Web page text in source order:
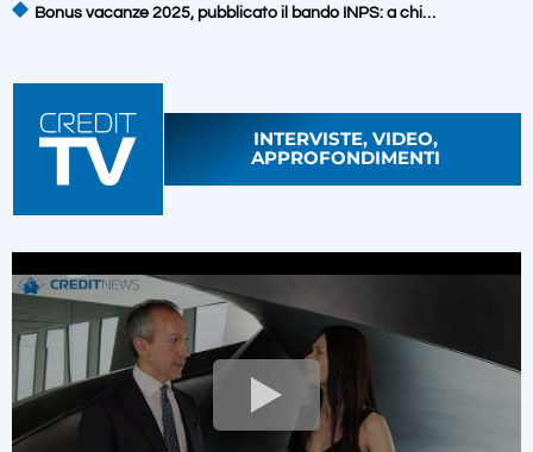
Bonus vacanze 2025, pubblicato il bando INPS: a chi…
INTERVISTE, VIDEO,
APPROFONDIMENTI